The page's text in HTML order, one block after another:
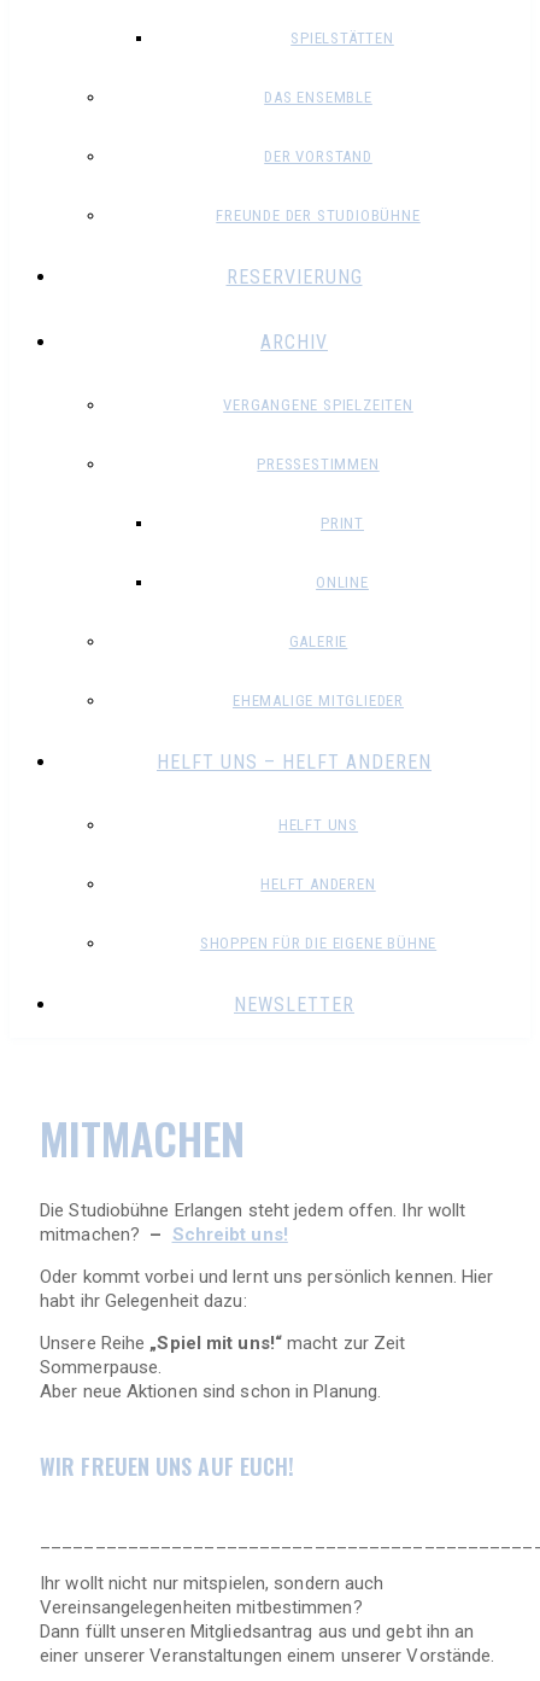
SPIELSTÄTTEN
DAS ENSEMBLE
DER VORSTAND
FREUNDE DER STUDIOBÜHNE
RESERVIERUNG
ARCHIV
VERGANGENE SPIELZEITEN
PRESSESTIMMEN
PRINT
ONLINE
GALERIE
EHEMALIGE MITGLIEDER
HELFT UNS – HELFT ANDEREN
HELFT UNS
HELFT ANDEREN
SHOPPEN FÜR DIE EIGENE BÜHNE
NEWSLETTER
MITMACHEN
Die Studiobühne Erlangen steht jedem offen. Ihr wollt
mitmachen? – Schreibt uns!
Oder kommt vorbei und lernt uns persönlich kennen. Hier
habt ihr Gelegenheit dazu:
Unsere Reihe „Spiel mit uns!“macht zur Zeit
Sommerpause.
Aber neue Aktionen sind schon in Planung.
WIR FREUEN UNS AUF EUCH!
Ihr wollt nicht nur mitspielen, sondern auch
Vereinsangelegenheiten mitbestimmen?
Dann füllt unseren Mitgliedsantrag aus und gebt ihn an
einer unserer Veranstaltungen einem unserer Vorstände.